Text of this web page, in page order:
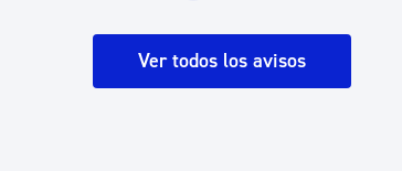
Espacio
Ver todos los avisos